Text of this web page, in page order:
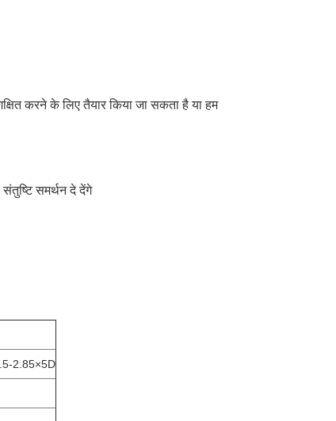
करने के लिए तैयार किया जा सकता है या हम
समर्थन दे देंगे
2.85×5D